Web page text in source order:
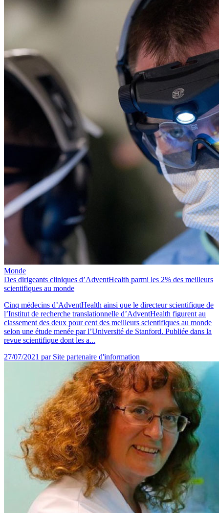
Monde
Des dirigeants cliniques d’AdventHealth parmi les 2% des meilleurs
scientifiques au monde
Cinq médecins d’AdventHealth ainsi que le directeur scientifique de
l’Institut de recherche translationnelle d’AdventHealth figurent au
classement des deux pour cent des meilleurs scientifiques au monde
selon une étude menée par l’Université de Stanford. Publiée dans la
revue scientifique dont les a...
27/07/2021 par Site partenaire d'information